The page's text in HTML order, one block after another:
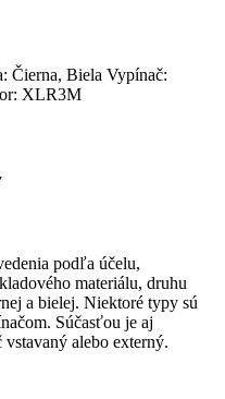
Čierna, Biela Vypínač:
XLR3M
podľa účelu,
materiálu, druhu
a bielej. Niektoré typy sú
Súčasťou je aj
alebo externý.